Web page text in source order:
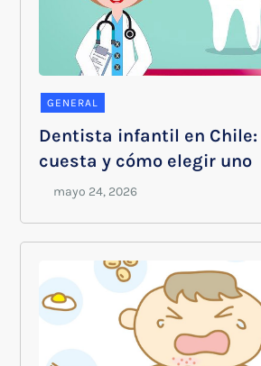
GENERAL
Dentista infantil en
cuesta y cómo elegir uno